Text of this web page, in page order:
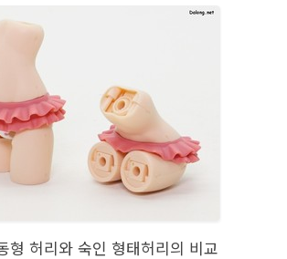
형 허리와 숙인 형태허리의 비교